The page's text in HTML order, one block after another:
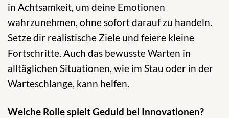
in Achtsamkeit, um deine Emotionen
wahrzunehmen, ohne sofort darauf zu handeln.
Setze dir realistische Ziele und feiere kleine
Fortschritte. Auch das bewusste Warten in
alltäglichen Situationen, wie im Stau oder in der
Warteschlange, kann helfen.
Welche Rolle spielt Geduld bei Innovationen?